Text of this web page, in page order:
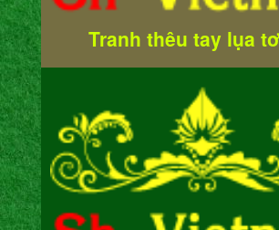
Tranh thêu tay lụa